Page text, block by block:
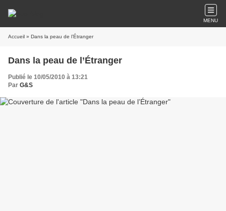
MENU
Accueil » Dans la peau de l’Étranger
Dans la peau de l’Étranger
Publié le 10/05/2010 à 13:21
Par G&S